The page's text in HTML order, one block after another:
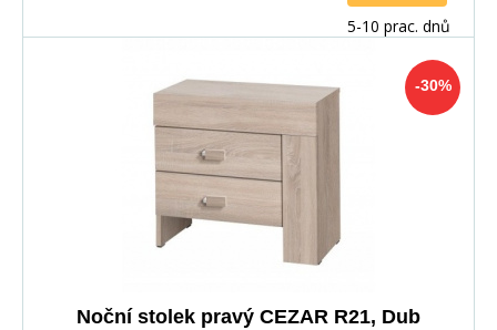
5-10 prac. dnů
-30%
Noční stolek pravý CEZAR R21, Dub